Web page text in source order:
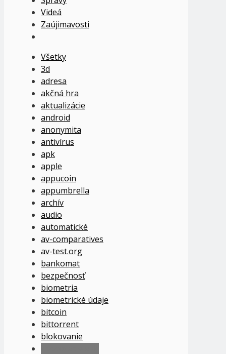
Videá
Zaújimavosti
Všetky
3d
adresa
akčná hra
aktualizácie
android
anonymita
antivírus
apk
apple
appucoin
appumbrella
archív
audio
automatické
av-comparatives
av-test.org
bankomat
bezpečnosť
biometria
biometrické údaje
bitcoin
bittorrent
blokovanie